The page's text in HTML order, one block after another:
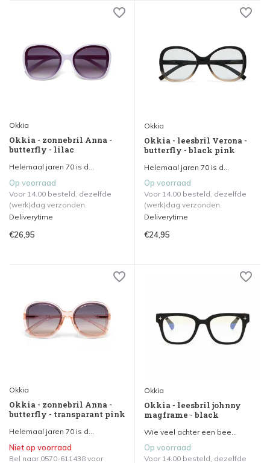
Okkia
Okkia - zonnebril Anna -
butterfly - lilac
Helemaal jaren 70 is d...
Op voorraad
Voor 14.00 besteld, dezelfde
(werk)dag verzonden.
Deliverytime
€26,95
Okkia
Okkia - leesbril Verona -
butterfly - black pink
Helemaal jaren 70 is d...
Op voorraad
Voor 14.00 besteld, dezelfde
(werk)dag verzonden.
Deliverytime
€24,95
Okkia
Okkia - zonnebril Anna -
butterfly - transparant pink
Helemaal jaren 70 is d...
Niet op voorraad
Bel naar 0570-611438 voor
Okkia
Okkia - leesbril johnny
magframe - black
Wie veel achter een bee...
Op voorraad
Voor 14.00 besteld, dezelfde